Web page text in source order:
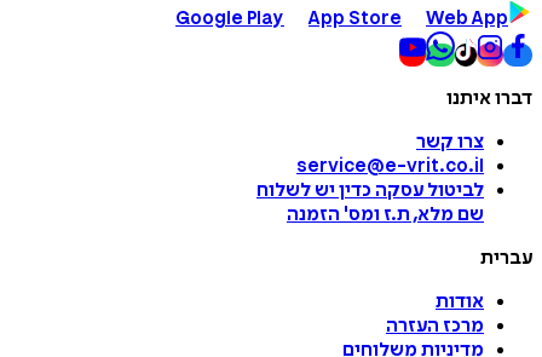
Google Play
App Store Web App
דברו איתנו
צרו קשר
service@e-vrit.co.il
לביטול עסקה כדין יש לשלוח
שם מלא, ת.ז ומס' הזמנה
עברית
אודות
מרכז העזרה
מדיניות משלוחים